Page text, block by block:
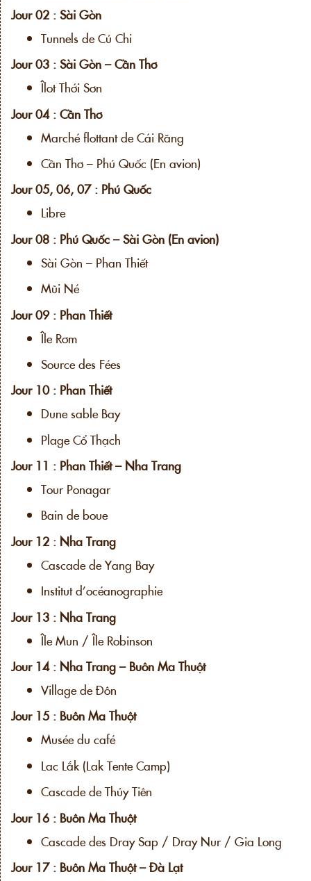
Jour 02 : Sài Gòn
Tunnels de Củ Chi
Jour 03 : Sài Gòn – Cần Thơ
Îlot Thới Sơn
Jour 04 : Cần Thơ
Marché flottant de Cái Răng
Cần Thơ – Phú Quốc (En avion)
Jour 05, 06, 07 : Phú Quốc
Libre
Jour 08 : Phú Quốc – Sài Gòn (En avion)
Sài Gòn – Phan Thiết
Mũi Né
Jour 09 : Phan Thiết
Île Rơm
Source des Fées
Jour 10 : Phan Thiết
Dune sable Bay
Plage Cổ Thạch
Jour 11 : Phan Thiết – Nha Trang
Tour Ponagar
Bain de boue
Jour 12 : Nha Trang
Cascade de Yang Bay
Institut d’océanographie
Jour 13 : Nha Trang
Île Mun / Île Robinson
Jour 14 : Nha Trang – Buôn Ma Thuột
Village de Đôn
Jour 15 : Buôn Ma Thuột
Musée du café
Lac Lắk (Lak Tente Camp)
Cascade de Thủy Tiên
Jour 16 : Buôn Ma Thuột
Cascade des Dray Sap / Dray Nur / Gia Long
Jour 17 : Buôn Ma Thuột – Đà Lạt